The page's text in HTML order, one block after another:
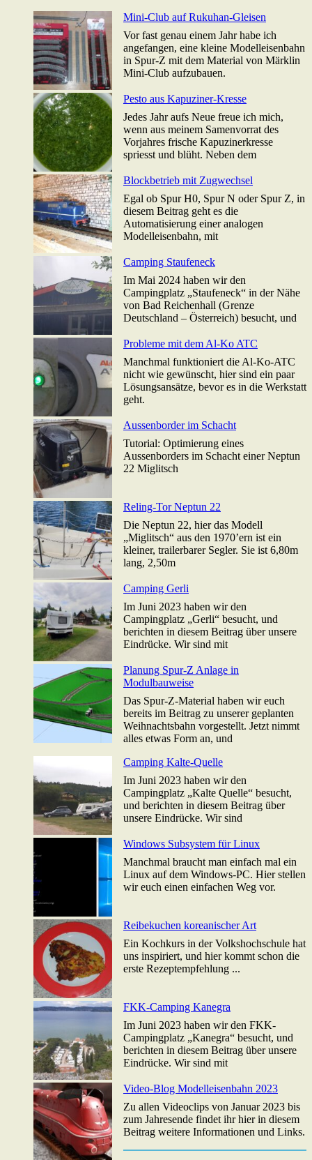
Mini-Club auf Rukuhan-Gleisen
Vor fast genau einem Jahr habe ich
angefangen, eine kleine Modelleisenbahn
in Spur-Z mit dem Material von Märklin
Mini-Club aufzubauen.
Pesto aus Kapuziner-Kresse
Jedes Jahr aufs Neue freue ich mich,
wenn aus meinem Samenvorrat des
Vorjahres frische Kapuzinerkresse
spriesst und blüht. Neben dem
Blockbetrieb mit Zugwechsel
Egal ob Spur H0, Spur N oder Spur Z, in
diesem Beitrag geht es die
Automatisierung einer analogen
Modelleisenbahn, mit
Camping Staufeneck
Im Mai 2024 haben wir den
Campingplatz „Staufeneck“ in der Nähe
von Bad Reichenhall (Grenze
Deutschland – Österreich) besucht, und
Probleme mit dem Al-Ko ATC
Manchmal funktioniert die Al-Ko-ATC
nicht wie gewünscht, hier sind ein paar
Lösungsansätze, bevor es in die Werkstatt
geht.
Aussenborder im Schacht
Tutorial: Optimierung eines
Aussenborders im Schacht einer Neptun
22 Miglitsch
Reling-Tor Neptun 22
Die Neptun 22, hier das Modell
„Miglitsch“ aus den 1970’ern ist ein
kleiner, trailerbarer Segler. Sie ist 6,80m
lang, 2,50m
Camping Gerli
Im Juni 2023 haben wir den
Campingplatz „Gerli“ besucht, und
berichten in diesem Beitrag über unsere
Eindrücke. Wir sind mit
Planung Spur-Z Anlage in
Modulbauweise
Das Spur-Z-Material haben wir euch
bereits im Beitrag zu unserer geplanten
Weihnachtsbahn vorgestellt. Jetzt nimmt
alles etwas Form an, und
Camping Kalte-Quelle
Im Juni 2023 haben wir den
Campingplatz „Kalte Quelle“ besucht,
und berichten in diesem Beitrag über
unsere Eindrücke. Wir sind
Windows Subsystem für Linux
Manchmal braucht man einfach mal ein
Linux auf dem Windows-PC. Hier stellen
wir euch einen einfachen Weg vor.
Reibekuchen koreanischer Art
Ein Kochkurs in der Volkshochschule hat
uns inspiriert, und hier kommt schon die
erste Rezeptempfehlung ...
FKK-Camping Kanegra
Im Juni 2023 haben wir den FKK-
Campingplatz „Kanegra“ besucht, und
berichten in diesem Beitrag über unsere
Eindrücke. Wir sind mit
Video-Blog Modelleisenbahn 2023
Zu allen Videoclips von Januar 2023 bis
zum Jahresende findet ihr hier in diesem
Beitrag weitere Informationen und Links.